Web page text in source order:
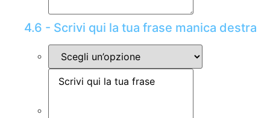
4.6 - Scrivi qui la tua frase manica destra